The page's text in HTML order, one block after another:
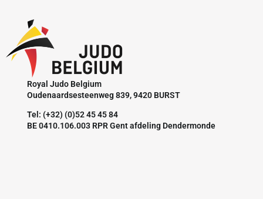
Royal Judo Belgium
Oudenaardsesteenweg 839, 9420 BURST
Tel: (+32) (0)52 45 45 84
BE 0410.106.003 RPR Gent afdeling Dendermonde